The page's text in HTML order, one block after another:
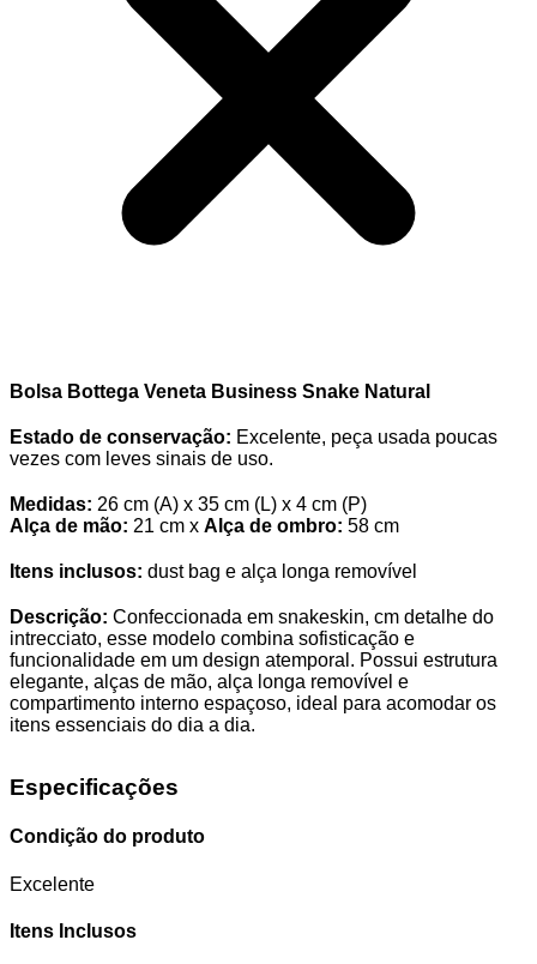
Bolsa Bottega Veneta Business Snake Natural
Estado de conservação: Excelente, peça usada poucas
vezes com leves sinais de uso.
Medidas: 26 cm (A) x 35 cm (L) x 4 cm (P)
Alça de mão: 21 cm x Alça de ombro: 58 cm
Itens inclusos: dust bag e alça longa removível
Descrição: Confeccionada em snakeskin, cm detalhe do
intrecciato, esse modelo combina sofisticação e
funcionalidade em um design atemporal. Possui estrutura
elegante, alças de mão, alça longa removível e
compartimento interno espaçoso, ideal para acomodar os
itens essenciais do dia a dia.
Especificações
Condição do produto
Excelente
Itens Inclusos